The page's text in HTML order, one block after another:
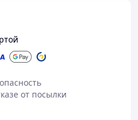
от посылки